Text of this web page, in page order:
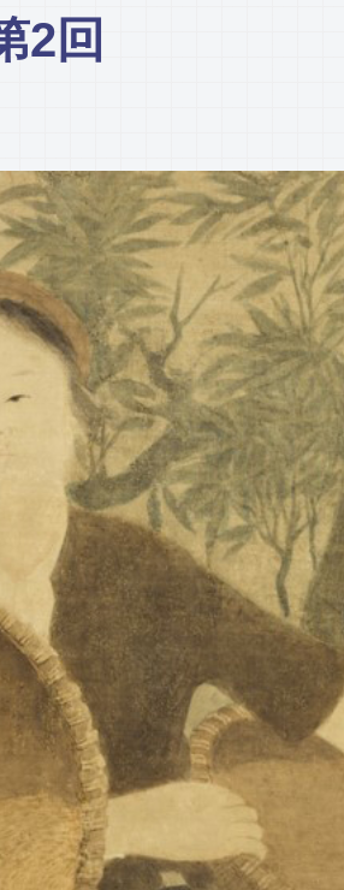
2回